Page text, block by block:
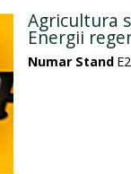
Agricultura
Energii
Numar Stand